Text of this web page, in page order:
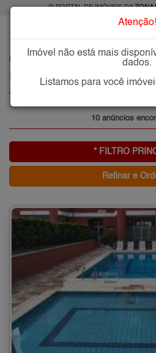
O PORTAL DE IMÓVEIS DAZONA
JARDIM
Jardim Textil, Zona Leste
10 anúncios
* FILTRO
Refinar e
Atenção!
Imóvel não está mais
dados.
Listamos para você